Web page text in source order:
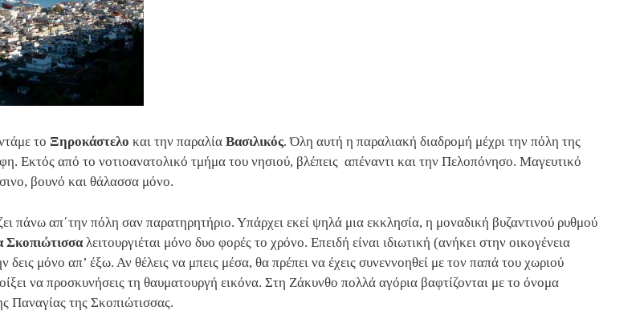
το Ξηροκάστελο και την παραλία Βασιλικός. Όλη αυτή η παραλιακή διαδρομή μέχρι την πόλη της
Εκτός από το νοτιοανατολικό τμήμα του νησιού, βλέπεις απέναντι και την Πελοπόνησο. Μαγευτικό
βουνό και θάλασσα μόνο.
πάνω απ΄την πόλη σαν παρατηρητήριο. Υπάρχει εκεί ψηλά μια εκκλησία, η μοναδική βυζαντινού ρυθμού
Σκοπιώτισσαλειτουργιέται μόνο δυο φορές το χρόνο. Επειδή είναι ιδιωτική (ανήκει στην οικογένεια
δεις μόνο απ’ έξω. Αν θέλεις να μπεις μέσα, θα πρέπει να έχεις συνεννοηθεί με τον παπά του χωριού
να προσκυνήσεις τη θαυματουργή εικόνα. Στη Ζάκυνθο πολλά αγόρια βαφτίζονται με το όνομα
Παναγίας της Σκοπιώτισσας.